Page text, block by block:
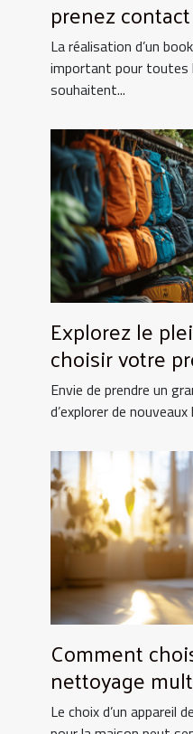
prenez
UtopikPhoto !
La réalisation d’un
important pour toutes
souhaitent...
Explorez le
choisir votre
nature ?
Envie de prendre un
d’explorer de nouveaux
Comment
nettoyage
votre maison ?
Le choix d’un